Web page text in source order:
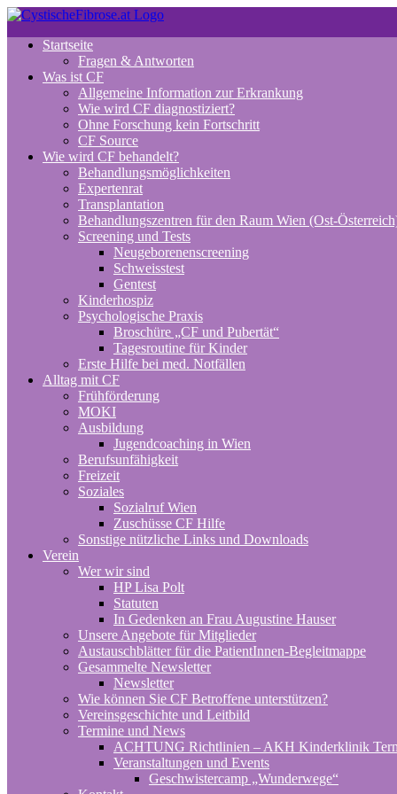
Zum
springenStartseite
Fragen & Antworten
Was ist CF
Allgemeine Information zur Erkrankung
Wie wird CF diagnostiziert?
Ohne Forschung kein Fortschritt
CF Source
Wie wird CF behandelt?
Behandlungsmöglichkeiten
Expertenrat
Transplantation
Behandlungszentren für den Raum Wien (Ost-
Screening und Tests
Neugeborenenscreening
Schweisstest
Gentest
Kinderhospiz
Psychologische Praxis
Broschüre „CF und Pubertät“
Tagesroutine für Kinder
Erste Hilfe bei med. Notfällen
Alltag mit CF
Frühförderung
MOKI
Ausbildung
Jugendcoaching in Wien
Berufsunfähigkeit
Freizeit
Soziales
Sozialruf Wien
Zuschüsse CF Hilfe
Sonstige nützliche Links und Downloads
Verein
Wer wir sind
HP Lisa Polt
Statuten
In Gedenken an Frau Augustine Hauser
Unsere Angebote für Mitglieder
Austauschblätter für die PatientInnen-Begleitmappe
Gesammelte Newsletter
Newsletter
Wie können Sie CF Betroffene unterstützen?
Vereinsgeschichte und Leitbild
Termine und News
ACHTUNG Richtlinien – AKH Kinderklinik
Veranstaltungen und Events
Geschwistercamp „Wunderwege“